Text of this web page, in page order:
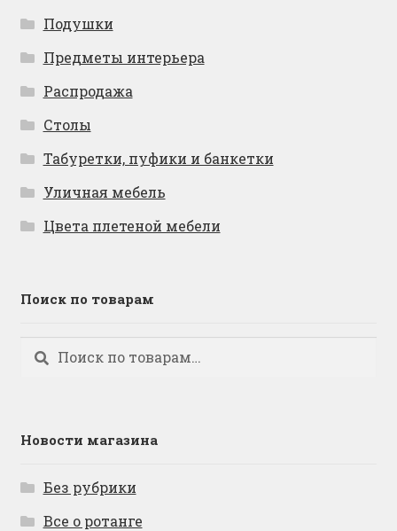
Подушки
Предметы интерьера
Распродажа
Столы
Табуретки, пуфики и банкетки
Уличная мебель
Цвета плетеной мебели
Поиск по товарам
Искать:
Поиск
Новости магазина
Без рубрики
Все о ротанге